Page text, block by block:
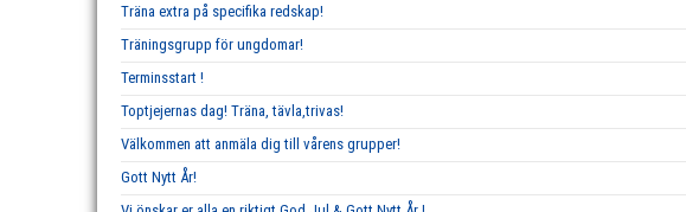
Träna extra på specifika redskap!
Träningsgrupp för ungdomar!
Terminsstart !
Toptjejernas dag! Träna, tävla,trivas!
Välkommen att anmäla dig till vårens grupper!
Gott Nytt År!